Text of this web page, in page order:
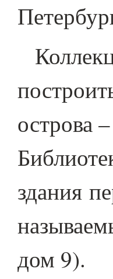
острова
здания
дом 9).